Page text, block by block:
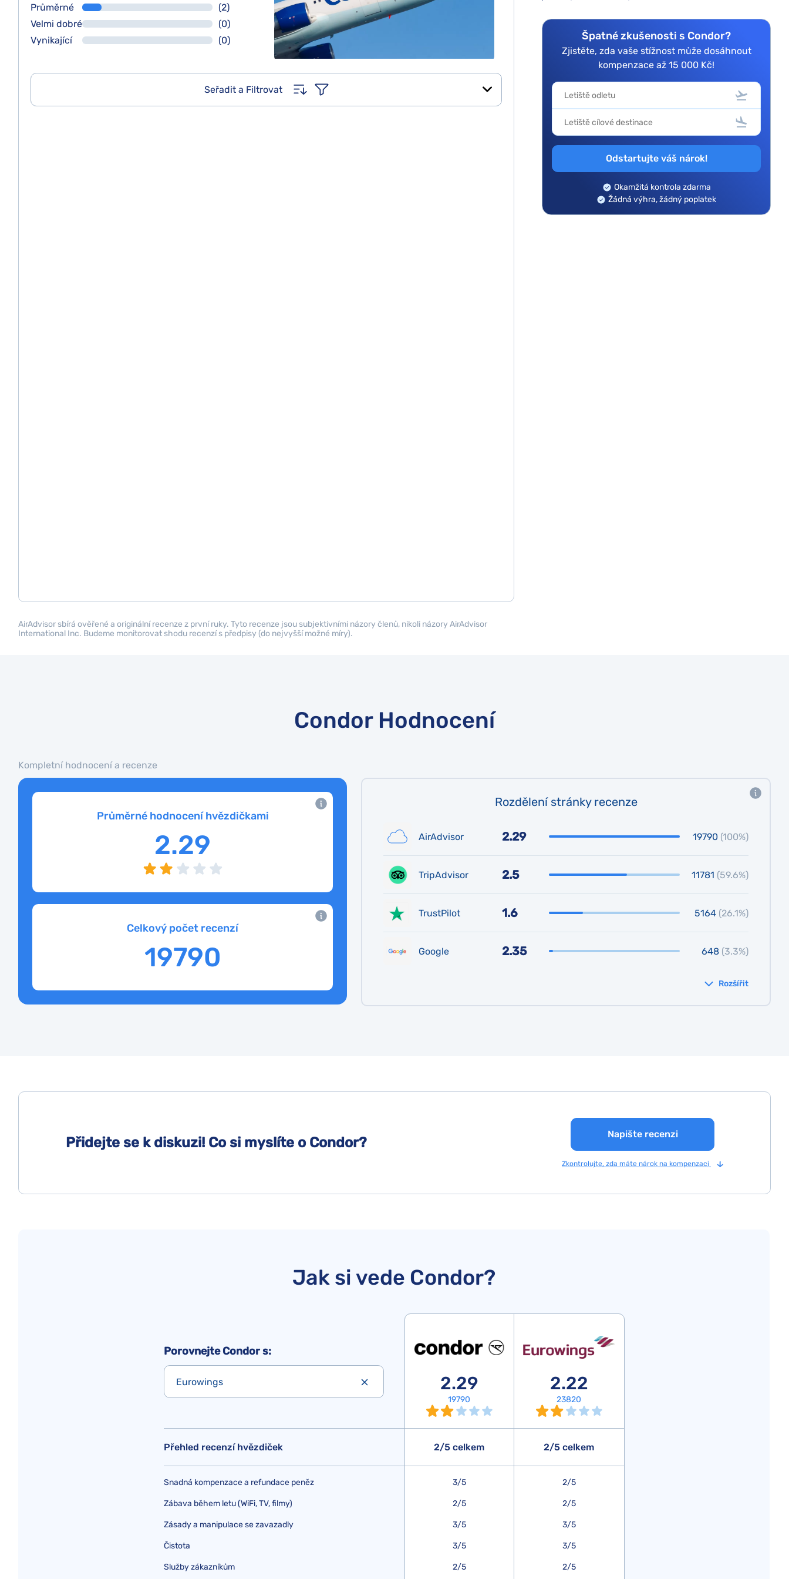
Průměrné
(2)
Velmi dobré
(0)
Vynikající
(0)
Seřadit a Filtrovat
Špatné zkušenosti s Condor?
Zjistěte, zda vaše stížnost může dosáhnout
kompenzace až 15 000 Kč!
Odstartujte váš nárok!
Okamžitá kontrola zdarma
Žádná výhra, žádný poplatek
AirAdvisor sbírá ověřené a originální recenze z první ruky. Tyto recenze jsou subjektivními názory členů, nikoli názory AirAdvisor
International Inc. Budeme monitorovat shodu recenzí s předpisy (do nejvyšší možné míry).
Condor Hodnocení
Kompletní hodnocení a recenze
Průměrné hodnocení hvězdičkami
2.29
Celkový počet recenzí
19790
Rozdělení stránky recenze
AirAdvisor 2.29 19790 (100%)
TripAdvisor 2.5 11781 (59.6%)
TrustPilot 1.6 5164 (26.1%)
Google 2.35 648 (3.3%)
Rozšířit
Přidejte se k diskuzi! Co si myslíte o Condor?
Napište recenzi
Zkontrolujte, zda máte nárok na kompenzaci
Jak si vede Condor?
Porovnejte Condor s:
Eurowings
Přehled recenzí hvězdiček
Snadná kompenzace a refundace peněz
Zábava během letu (WiFi, TV, filmy)
Zásady a manipulace se zavazadly
Čistota
Služby zákazníkům
2.29
19790
2/5 celkem
3/5
2/5
3/5
3/5
2/5
2.22
23820
2/5 celkem
2/5
2/5
3/5
3/5
2/5